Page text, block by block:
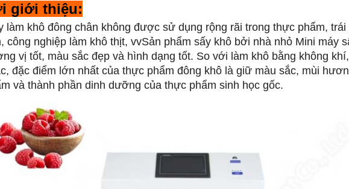
giới thiệu:
làm khô đông chân không được sử dụng rộng rãi trong thực phẩm,
công nghiệp làm khô thịt, vvSản phẩm sấy khô bởi nhà nhỏ Mini máy
vị tốt, màu sắc đẹp và hình dạng tốt. So với làm khô bằng không
đặc điểm lớn nhất của thực phẩm đông khô là giữ màu sắc, mùi
và thành phần dinh dưỡng của thực phẩm sinh học gốc.